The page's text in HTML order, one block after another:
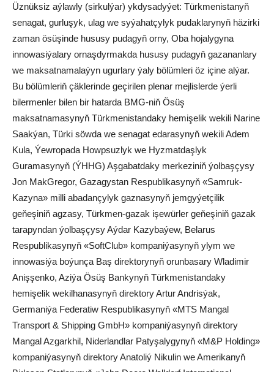
Üznüksiz aýlawly (sirkulýar) ykdysadyýet: Türkmenistanyň
senagat, gurluşyk, ulag we syýahatçylyk pudaklarynyň häzirki
zaman ösüşinde hususy pudagyň orny, Oba hojalygyna
innowasiýalary ornaşdyrmakda hususy pudagyň gazananlary
we maksatnamalaýyn ugurlary ýaly bölümleri öz içine alýar.
Bu bölümleriň çäklerinde geçirilen plenar mejlislerde ýerli
bilermenler bilen bir hatarda BMG-niň Ösüş
maksatnamasynyň Türkmenistandaky hemişelik wekili Narine
Saakýan, Türki söwda we senagat edarasynyň wekili Adem
Kula, Ýewropada Howpsuzlyk we Hyzmatdaşlyk
Guramasynyň (ÝHHG) Aşgabatdaky merkeziniň ýolbaşçysy
Jon MakGregor, Gazagystan Respublikasynyň «Samruk-
Kazyna» milli abadançylyk gaznasynyň jemgyýetçilik
geňeşiniň agzasy, Türkmen-gazak işewürler geňeşiniň gazak
tarapyndan ýolbaşçysy Aýdar Kazybaýew, Belarus
Respublikasynyň «SoftClub» kompaniýasynyň ylym we
innowasiýa boýunça Baş direktorynyň orunbasary Wladimir
Anişşenko, Aziýa Ösüş Bankynyň Türkmenistandaky
hemişelik wekilhanasynyň direktory Artur Andrisýak,
Germaniýa Federatiw Respublikasynyň «MTS Mangal
Transport & Shipping GmbH» kompaniýasynyň direktory
Mangal Azgarkhil, Niderlandlar Patyşalygynyň «M&P Holding»
kompaniýasynyň direktory Anatoliý Nikulin we Amerikanyň